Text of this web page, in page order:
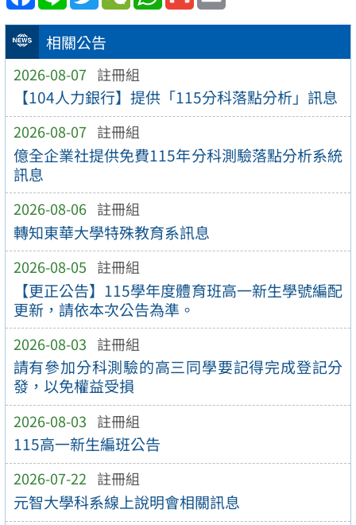
相關公告
2026-08-07 註冊組
【104人力銀行】提供「115分科落點分析」訊息
2026-08-07 註冊組
億全企業社提供免費115年分科測驗落點分析系統
訊息
2026-08-06 註冊組
轉知東華大學特殊教育系訊息
2026-08-05 註冊組
【更正公告】115學年度體育班高一新生學號編配
更新，請依本次公告為準。
2026-08-03 註冊組
請有參加分科測驗的高三同學要記得完成登記分
發，以免權益受損
2026-08-03 註冊組
115高一新生編班公告
2026-07-22 註冊組
元智大學科系線上說明會相關訊息